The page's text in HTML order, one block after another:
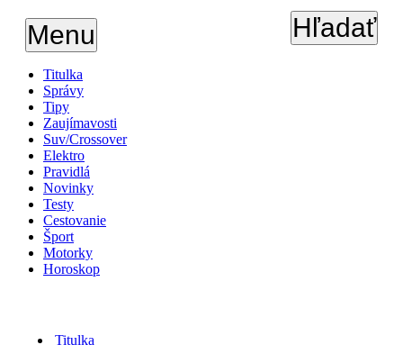
Menu Hľadať
Titulka
Správy
Tipy
Zaujímavosti
Suv/Crossover
Elektro
Pravidlá
Novinky
Testy
Cestovanie
Šport
Motorky
Horoskop
Titulka